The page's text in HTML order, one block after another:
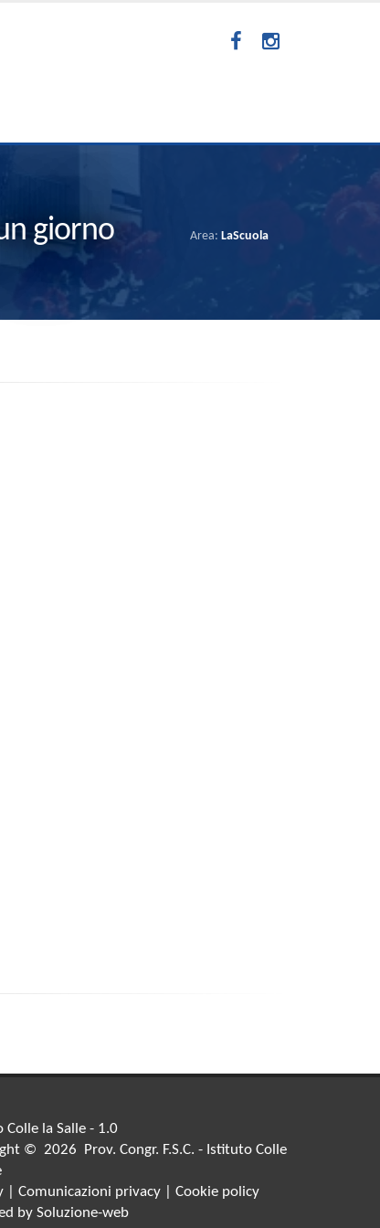
giorno Area: LaScuola
Colle la Salle - 1.0
© 2026 Prov. Congr. F.S.C. - Istituto Colle
Comunicazioni privacy
Cookie policy
by Soluzione-web